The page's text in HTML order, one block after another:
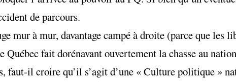
de parcours.
mur à mur, davantage campé à droite (parce que les
Québec fait dorénavant ouvertement la chasse au
faut-il croire qu’il s’agit d’une « Culture politique »